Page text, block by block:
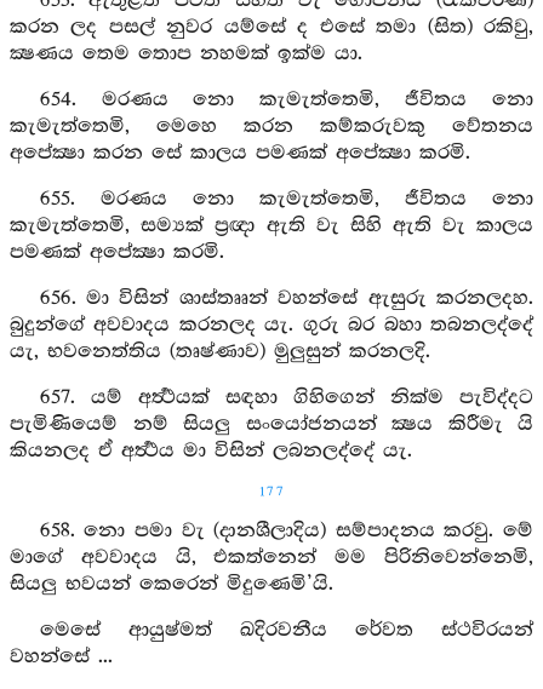
කරන ලද පසල් නුවර යම්සේ ද එසේ තමා (සිත) රකිවු,
ක්‍ෂණය තෙම තොප නහමක් ඉක්ම යා.
654. මරණය නො කැමැත්තෙමි, ජීවිතය නො
කැමැත්තෙමි, මෙහෙ කරන කම්කරුවකු වේතනය
අපේක්‍ෂා කරන සේ කාලය පමණක් අපේක්‍ෂා කරමි.
655. මරණය නො කැමැත්තෙමි, ජීවිතය නො
කැමැත්තෙමි, සම්‍යක් ප්‍රඥා ඇති වැ සිහි ඇති වැ කාලය
පමණක් අපේක්‍ෂා කරමි.
656. මා විසින් ශාස්තෲන් වහන්සේ ඇසුරු කරනලදහ.
බුදුන්ගේ අවවාදය කරනලද යැ. ගුරු බර බහා තබනලද්දේ
යැ, භවනෙත්තිය (තෘෂ්ණාව) මුලුසුන් කරනලදි.
657. යම් අර්‍ත්‍ථයක් සඳහා ගිහිගෙන් නික්ම පැවිද්දට
පැමිණියෙම් නම් සියලු සංයෝජනයන් ක්‍ෂය කිරීමැ යි
කියනලද ඒ අර්‍ත්‍ථය මා විසින් ලබනලද්දේ යැ.
177
658. නො පමා වැ (දානශීලාදිය) සම්පාදනය කරවු. මේ
මාගේ අවවාදය යි, එකත්නෙන් මම පිරිනිවෙන්නෙමි,
සියලු භවයන් කෙරෙන් මිදුණෙමි’යි.
මෙසේ ආයුෂ්මත් ඛදිරවනීය රේවත ස්ථවිරයන්
වහන්සේ ...